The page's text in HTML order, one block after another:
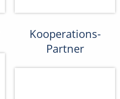
Kooperations-
Partner